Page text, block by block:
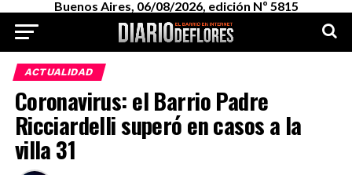
Buenos Aires, 06/08/2026, edición Nº 5815
ACTUALIDAD
Coronavirus: el Barrio Padre
Ricciardelli superó en casos a la
villa 31